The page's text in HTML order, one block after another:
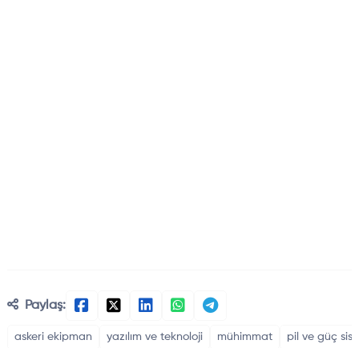
Paylaş:
askeri ekipman yazılım ve teknoloji mühimmat pil ve güç